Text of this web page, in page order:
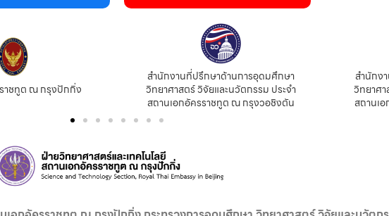
าชทูต ณ กรุงปักกิ่ง
สำนักงานที่ปรึกษาด้านการอุดมศึกษา
วิทยาศาสตร์ วิจัยและนวัตกรรม ประจำ
สถานเอกอัครราชทูต ณ กรุงวอชิงตัน
สำนักง
วิทยาศ
สถานเ